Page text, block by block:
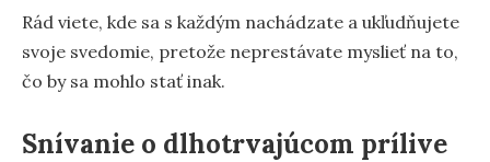
Rád viete, kde sa s každým nachádzate a ukľudňujete
svoje svedomie, pretože neprestávate myslieť na to,
čo by sa mohlo stať inak.
Snívanie o dlhotrvajúcom prílive